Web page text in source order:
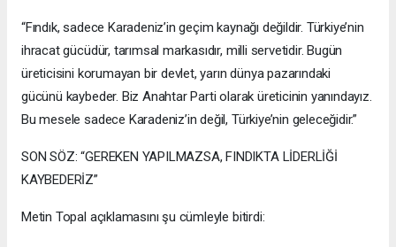
“Fındık, sadece Karadeniz’in geçim kaynağı değildir. Türkiye’nin
ihracat gücüdür, tarımsal markasıdır, milli servetidir. Bugün
üreticisini korumayan bir devlet, yarın dünya pazarındaki
gücünü kaybeder. Biz Anahtar Parti olarak üreticinin yanındayız.
Bu mesele sadece Karadeniz’in değil, Türkiye’nin geleceğidir.”
SON SÖZ: “GEREKEN YAPILMAZSA, FINDIKTA LİDERLİĞİ
KAYBEDERİZ”
Metin Topal açıklamasını şu cümleyle bitirdi: